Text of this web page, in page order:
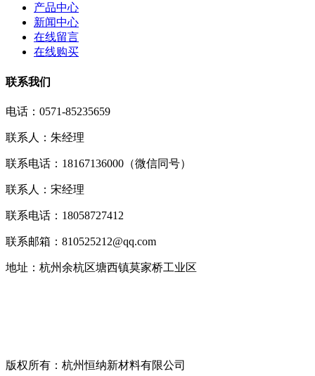
产品中心
新闻中心
在线留言
在线购买
联系我们
电话：0571-85235659
联系人：朱经理
联系电话：18167136000（微信同号）
联系人：宋经理
联系电话：18058727412
联系邮箱：810525212@qq.com
地址：杭州余杭区塘西镇莫家桥工业区
版权所有：杭州恒纳新材料有限公司